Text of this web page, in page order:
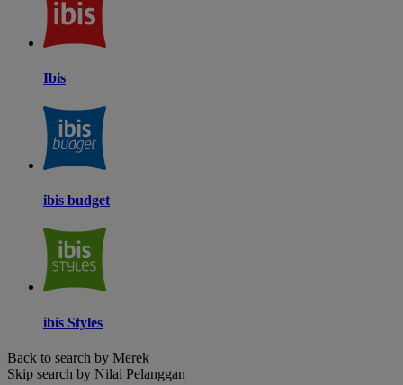
Ibis
ibis budget
ibis Styles
Back to search by Merek
Skip search by Nilai Pelanggan